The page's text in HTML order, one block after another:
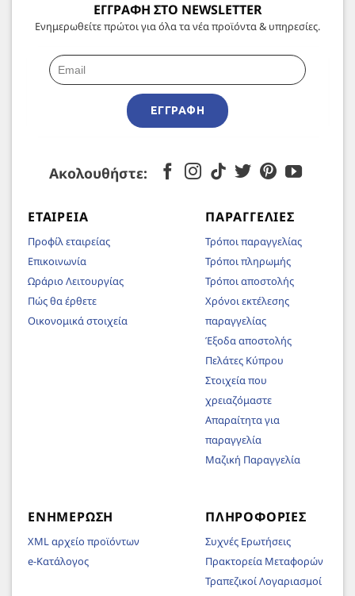
ΕΓΓΡΑΦΗ ΣΤΟ NEWSLETTER
Ενημερωθείτε πρώτοι για όλα τα νέα προϊόντα & υπηρεσίες.
ΕΓΓΡΑΦΉ
Ακολουθήστε:
ΕΤΑΙΡΕΊΑ
Προφίλ εταιρείας
Επικοινωνία
Ωράριο Λειτουργίας
Πώς θα έρθετε
Οικονομικά στοιχεία
ΠΑΡΑΓΓΕΛΊΕΣ
Τρόποι παραγγελίας
Τρόποι πληρωμής
Τρόποι αποστολής
Χρόνοι εκτέλεσης
παραγγελίας
Έξοδα αποστολής
Πελάτες Κύπρου
Στοιχεία που
χρειαζόμαστε
Απαραίτητα για
παραγγελία
Μαζική Παραγγελία
ΕΝΗΜΈΡΩΣΗ
XML αρχείο προϊόντων
e-Κατάλογος
ΠΛΗΡΟΦΟΡΊΕΣ
Συχνές Ερωτήσεις
Πρακτορεία Μεταφορών
Τραπεζικοί Λογαριασμοί